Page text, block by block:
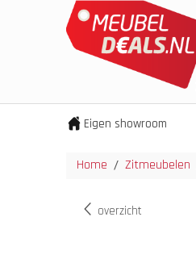
Eigen showroom
Home / Zitmeubelen
overzicht